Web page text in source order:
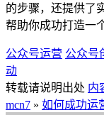
的步骤，还提供了
帮助你成功打造一
公众号运营 公众号
动
转载请说明出处 内
mcn7 » 如何成功运